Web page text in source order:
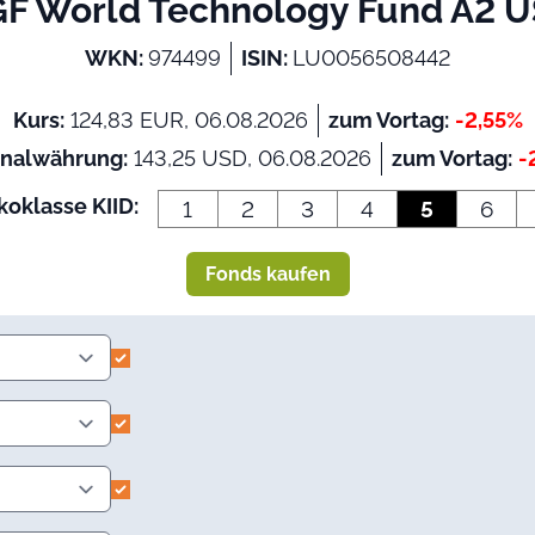
World Technology Fund A2
WKN:974499 ISIN: LU0056508442
Kurs:124,83 EUR, 06.08.2026 zum Vortag: -2,55%
143,25 USD, 06.08.2026 zum Vortag: -
KIID:
1 2 3 4 5 6
Fonds kaufen